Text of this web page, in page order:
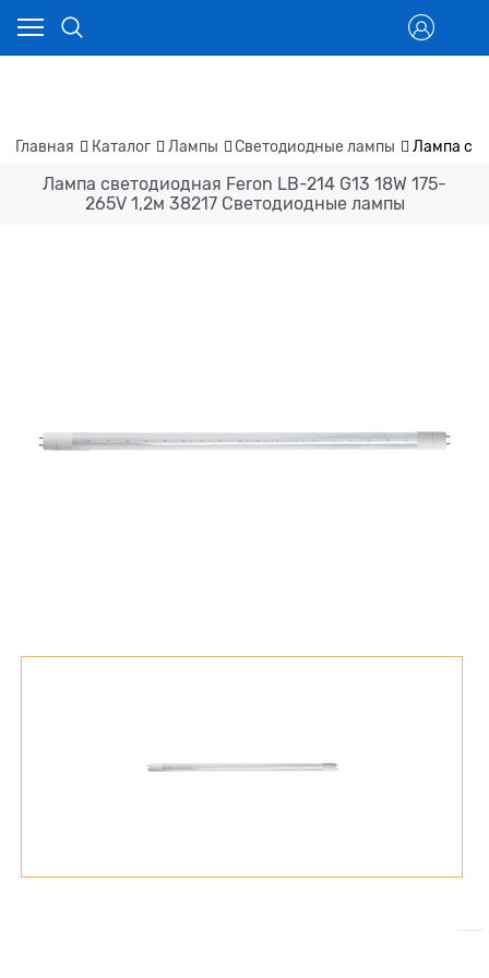
Главная Каталог Лампы Светодиодные лампы Лампа
Лампа светодиодная Feron LB-214 G13 18W 175-
265V 1,2м 38217 Светодиодные лампы